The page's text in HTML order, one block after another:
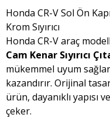
Honda CR-V Sol Ön
Krom Sıyırıcı
Honda CR-V araç
Cam Kenar Sıyırıcı
mükemmel uyum
kazandırır. Orijinal
ürün, dayanıklı yapısı
çeker.